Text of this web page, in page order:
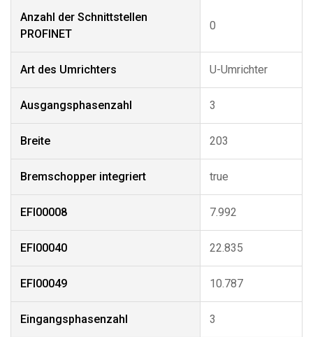
Anzahl der Schnittstellen
PROFINET
0
Art des Umrichters U-Umrichter
Ausgangsphasenzahl 3
Breite 203
Bremschopper integriert true
EFI00008 7.992
EFI00040 22.835
EFI00049 10.787
Eingangsphasenzahl 3